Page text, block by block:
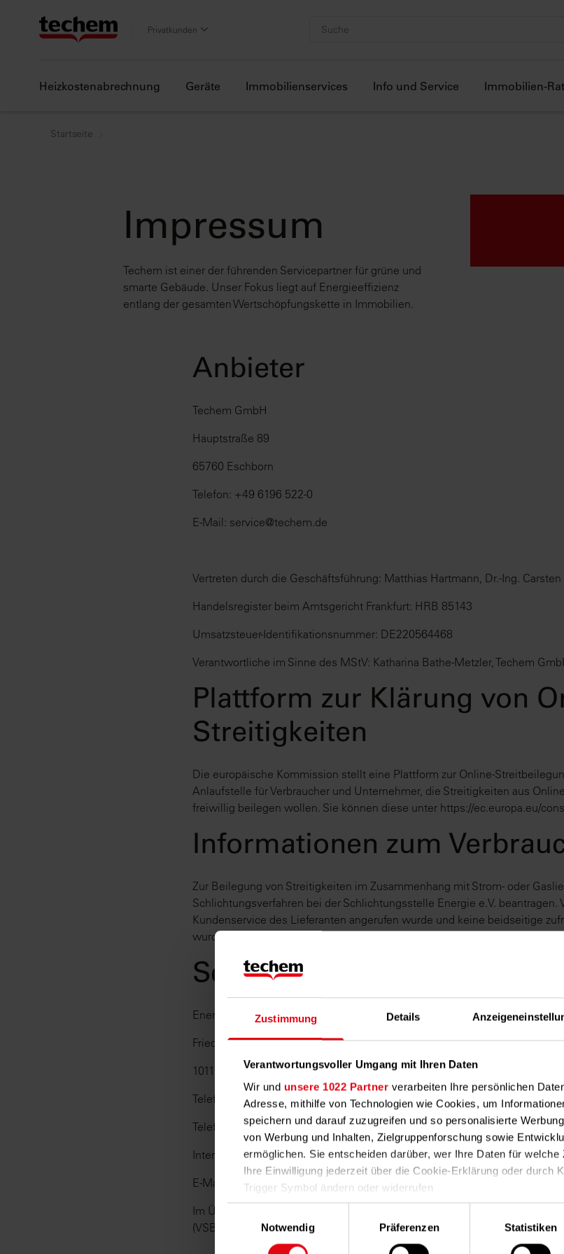
Zustimmung Details
Verantwortungsvoller Umgang mit Ihren Daten
Wir und unsere 1022 Partner verarbeiten Ihre persönlichen
Adresse, mithilfe von Technologien wie Cookies, um
speichern und darauf zuzugreifen und so personalisierte
von Werbung und Inhalten, Zielgruppenforschung sowie
ermöglichen. Sie entscheiden darüber, wer Ihre Daten für
Ihre Einwilligung jederzeit über die Cookie-Erklärung oder durch
Trigger Symbol ändern oder widerrufen
Wenn Sie es erlauben, würden wir auch gerne:
Notwendig
Präferenzen Statistiken
Privatkunden
Heizkostenabrechnung Geräte Immobilienservices Info und Service Immobilien-
Startseite
Impressum
Techem ist einer der führenden Servicepartner für grüne und
smarte Gebäude. Unser Fokus liegt auf Energieeffizienz
entlang der gesamten Wertschöpfungskette in Immobilien.
Anbieter
Techem GmbH
Hauptstraße 89
65760 Eschborn
Telefon: +49 6196 522-0
E-Mail: service@techem.de
Vertreten durch die Geschäftsführung: Matthias Hartmann, Dr.-Ing. Carsten
Handelsregister beim Amtsgericht Frankfurt: HRB 85143
Umsatzsteuer-Identifikationsnummer: DE220564468
Verantwortliche im Sinne des MStV: Katharina Bathe-Metzler, Techem
Plattform zur Klärung von
Streitigkeiten
Die europäische Kommission stellt eine Plattform zur Online-
Anlaufstelle für Verbraucher und Unternehmer, die Streitigkeiten aus
freiwillig beilegen wollen. Sie können diese unter https://ec.europa.eu/
Informationen zum
Zur Beilegung von Streitigkeiten im Zusammenhang mit Strom- oder
Schlichtungsverfahren bei der Schlichtungsstelle Energie e.V. beantragen.
Kundenservice des Lieferanten angerufen wurde und keine beidseitige
wurde. Zur Teilnahme am Schlichtungsverfahren ist Techem in diesem Fall
Schlichtungsstelle
Energie e. V.
Friedrichstraße 133
10117 Berlin
Telefon: 030 27 57 24 00
Telefax: 030 275 72 40 69
Internet: www.schlichtungsstelle-energie.de
E-Mail: info@schlichtungsstelle-energie.de
Im Übrigen wird Techem nicht an Streitbeilegungsverfahren nach dem
(VSBG) teilnehmen und ist hierzu auch nicht verpflichtet.